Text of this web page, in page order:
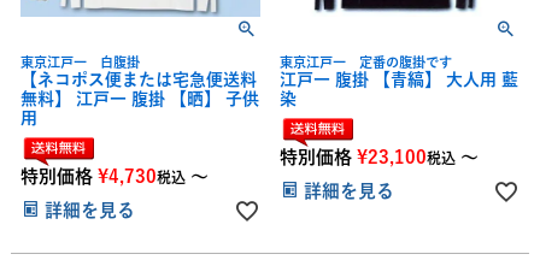
東京江戸一 白腹掛
【ネコポス便または宅急便送料
無料】 江戸一 腹掛 【晒】 子供
用
特別価格 ¥4,730税込 〜
詳細を見る
東京江戸一 定番の腹掛です
江戸一 腹掛 【青縞】 大人用 藍
染
特別価格 ¥23,100税込 〜
詳細を見る